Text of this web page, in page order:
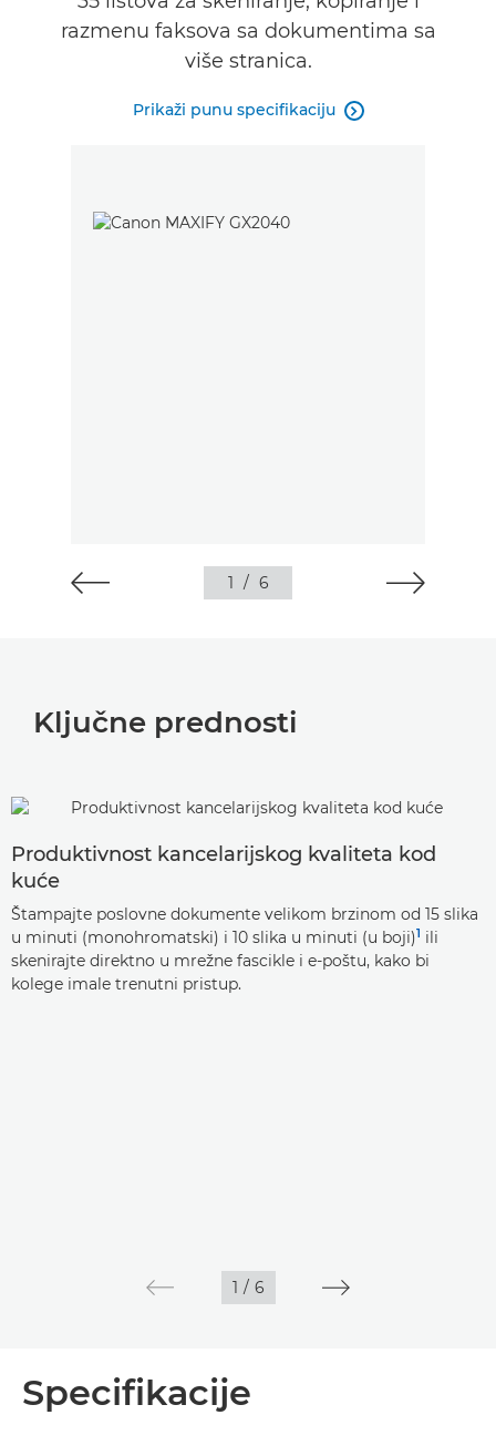
razmenu faksova sa dokumentima sa
više stranica.
Prikaži punu specifikaciju 
1 / 6
Ključne prednosti
Produktivnost kancelarijskog kvaliteta kod
kuće
Štampajte poslovne dokumente velikom brzinom od 15 slika
u minuti (monohromatski) i 10 slika u minuti (u boji)1 ili
skenirajte direktno u mrežne fascikle i e-poštu, kako bi
kolege imale trenutni pristup.
1 / 6
Specifikacije